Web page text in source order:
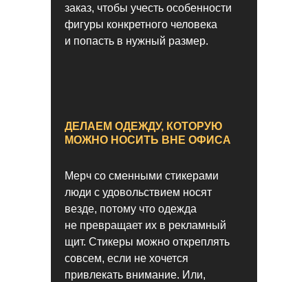
заказ, чтобы учесть особенности
фигуры конкретного человека
и попасть в нужный размер.
Мерч со сменными стикерами
люди с удовольствием носят
везде, потому что одежда
не превращает их в рекламный
щит. Стикеры можно откреплять
совсем, если не хочется
привлекать внимание. Или,
ДЕЛАЕМ ОДЕЖДУ, КОТОРУЮ
МОЖНО НОСИТЬ ВНЕ ОФИСА